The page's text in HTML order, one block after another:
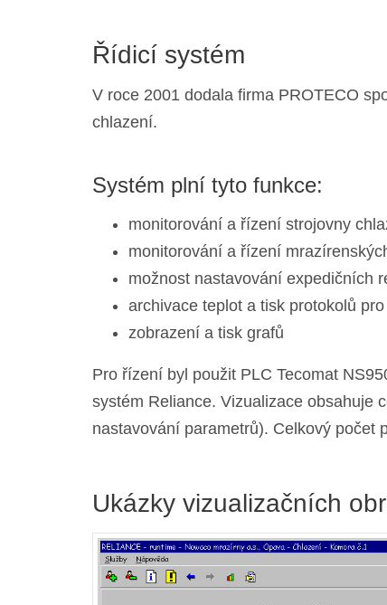
Řídicí systém
V roce 2001 dodala firma PROTECO
chlazení.
Systém plní tyto funkce:
monitorování a řízení strojovny
monitorování a řízení
možnost nastavování expedičních
archivace teplot a tisk protokolů
zobrazení a tisk grafů
Pro řízení byl použit PLC Tecomat
systém Reliance. Vizualizace obsahuje
nastavování parametrů). Celkový počet
Ukázky vizualizačních